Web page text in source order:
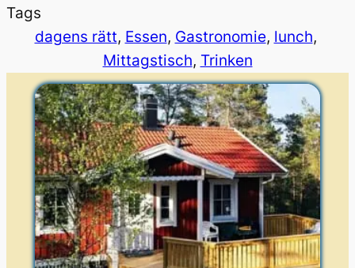
Tags
dagens rätt, Essen, Gastronomie, lunch
Mittagstisch, Trinken